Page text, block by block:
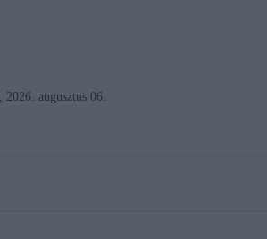
2026. augusztus 06.